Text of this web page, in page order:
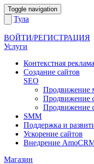
Toggle navigation
Тула
ВОЙТИ/РЕГИСТРАЦИЯ
Услуги
Контекстная реклама
Создание сайтов
SEO
Продвижение
Продвижение
Продвижение
SMM
Поддержка и
Ускорение сайтов
Внедрение
Магазин